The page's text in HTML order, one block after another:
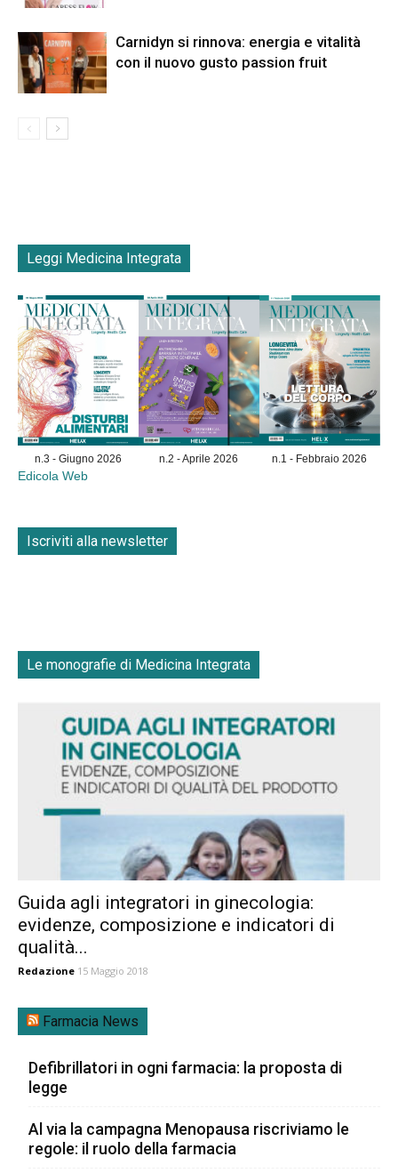
Carnidyn si rinnova: energia e vitalità
con il nuovo gusto passion fruit
Leggi Medicina Integrata
n.3 - Giugno 2026 n.2 - Aprile 2026 n.1 - Febbraio 2026
Edicola Web
Iscriviti alla newsletter
Le monografie di Medicina Integrata
Guida agli integratori in ginecologia:
evidenze, composizione e indicatori di
qualità...
Redazione 15 Maggio 2018
Farmacia News
Defibrillatori in ogni farmacia: la proposta di
legge
Al via la campagna Menopausa riscriviamo le
regole: il ruolo della farmacia